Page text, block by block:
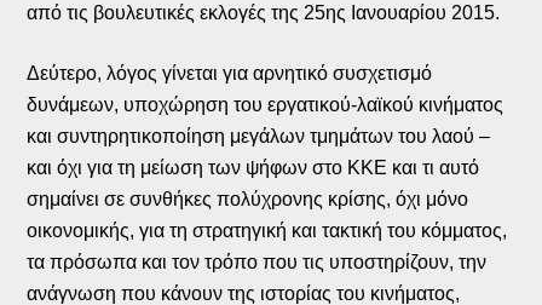
από τις βουλευτικές εκλογές της 25ης Ιανουαρίου 2015.
Δεύτερο, λόγος γίνεται για αρνητικό συσχετισμό
δυνάμεων, υποχώρηση του εργατικού-λαϊκού κινήματος
και συντηρητικοποίηση μεγάλων τμημάτων του λαού –
και όχι για τη μείωση των ψήφων στο ΚΚΕ και τι αυτό
σημαίνει σε συνθήκες πολύχρονης κρίσης, όχι μόνο
οικονομικής, για τη στρατηγική και τακτική του κόμματος,
τα πρόσωπα και τον τρόπο που τις υποστηρίζουν, την
ανάγνωση που κάνουν της ιστορίας του κινήματος,